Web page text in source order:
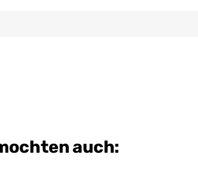
auch: